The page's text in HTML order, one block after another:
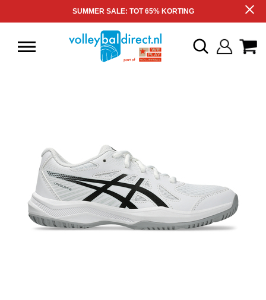
SUMMER SALE: TOT 65% KORTING